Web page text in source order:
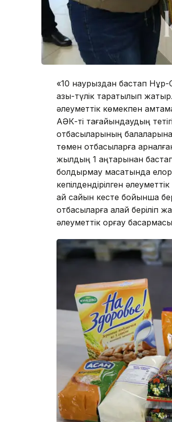
«10 наурыздан бастап Нұр-
азық-түлік таратылып
әлеуметтік көмекпен
АӘК-ті тағайындаудың
отбасыларының
төмен отбасыларға
жылдың 1 қаңтарынан
болдырмау мақсатында
кепілдендірілген
ай сайын кесте бойынша
отбасыларға қалай беріліп
әлеуметтік қорғау